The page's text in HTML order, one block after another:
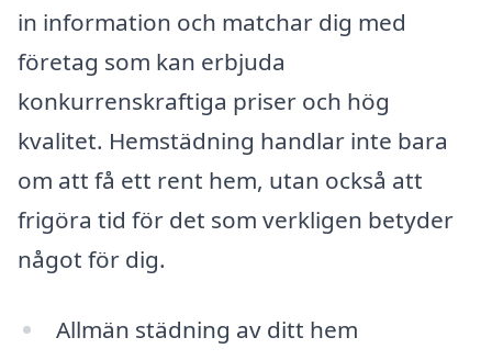
in information och matchar dig med
företag som kan erbjuda
konkurrenskraftiga priser och hög
kvalitet. Hemstädning handlar inte bara
om att få ett rent hem, utan också att
frigöra tid för det som verkligen betyder
något för dig.
Allmän städning av ditt hem